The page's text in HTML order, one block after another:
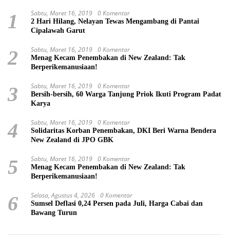
1 Sabtu, Maret 16, 2019 0 Komentar
2 Hari Hilang, Nelayan Tewas Mengambang di Pantai
Cipalawah Garut
2 Sabtu, Maret 16, 2019 0 Komentar
Menag Kecam Penembakan di New Zealand: Tak
Berperikemanusiaan!
3 Sabtu, Maret 16, 2019 0 Komentar
Bersih-bersih, 60 Warga Tanjung Priok Ikuti Program Padat
Karya
4 Sabtu, Maret 16, 2019 0 Komentar
Solidaritas Korban Penembakan, DKI Beri Warna Bendera
New Zealand di JPO GBK
5 Sabtu, Maret 16, 2019 0 Komentar
Menag Kecam Penembakan di New Zealand: Tak
Berperikemanusiaan!
6 Selasa, Agustus 4, 2026 0 Komentar
Sumsel Deflasi 0,24 Persen pada Juli, Harga Cabai dan
Bawang Turun